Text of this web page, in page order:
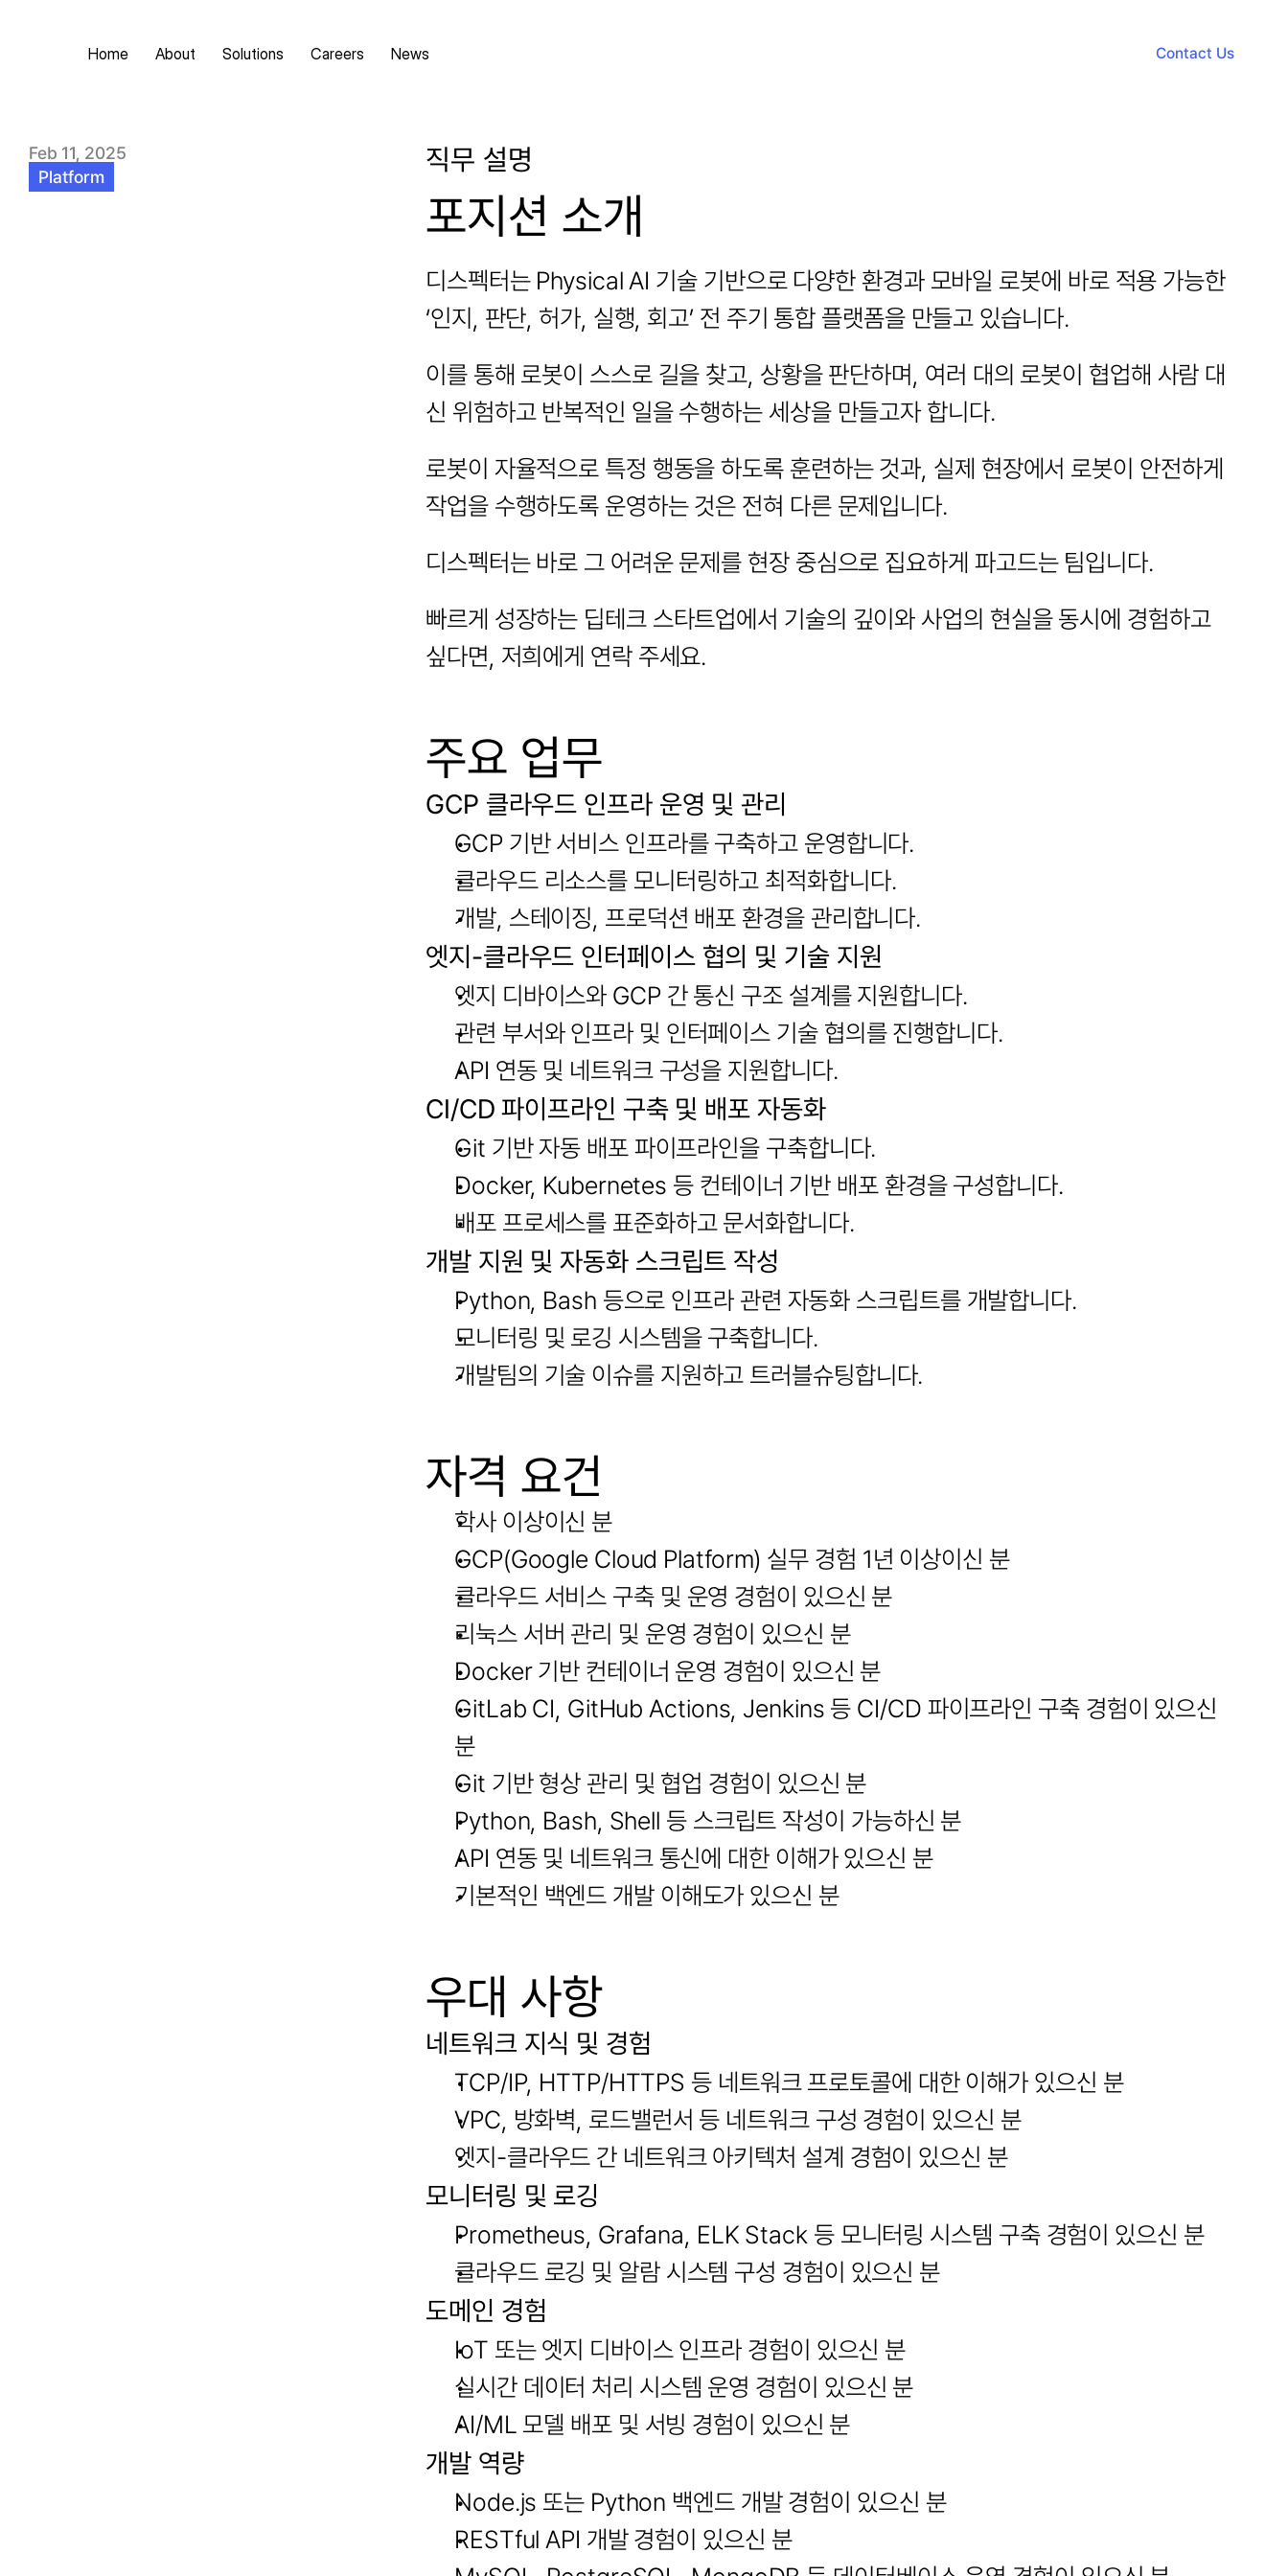
Feb 11, 2025
Platform
직무 설명
포지션 소개
디스펙터는 Physical AI 기술 기반으로 다양한 환경과 모바일 로봇에 바로 적용 가능한
‘인지, 판단, 허가, 실행, 회고’ 전 주기 통합 플랫폼을 만들고 있습니다.
이를 통해 로봇이 스스로 길을 찾고, 상황을 판단하며, 여러 대의 로봇이 협업해 사람 대
신 위험하고 반복적인 일을 수행하는 세상을 만들고자 합니다.
로봇이 자율적으로 특정 행동을 하도록 훈련하는 것과, 실제 현장에서 로봇이 안전하게
작업을 수행하도록 운영하는 것은 전혀 다른 문제입니다.
디스펙터는 바로 그 어려운 문제를 현장 중심으로 집요하게 파고드는 팀입니다.
빠르게 성장하는 딥테크 스타트업에서 기술의 깊이와 사업의 현실을 동시에 경험하고
싶다면, 저희에게 연락 주세요.
주요 업무
GCP 클라우드 인프라 운영 및 관리
GCP 기반 서비스 인프라를 구축하고 운영합니다.
클라우드 리소스를 모니터링하고 최적화합니다.
개발, 스테이징, 프로덕션 배포 환경을 관리합니다.
엣지-클라우드 인터페이스 협의 및 기술 지원
엣지 디바이스와 GCP 간 통신 구조 설계를 지원합니다.
관련 부서와 인프라 및 인터페이스 기술 협의를 진행합니다.
API 연동 및 네트워크 구성을 지원합니다.
CI/CD 파이프라인 구축 및 배포 자동화
Git 기반 자동 배포 파이프라인을 구축합니다.
Docker, Kubernetes 등 컨테이너 기반 배포 환경을 구성합니다.
배포 프로세스를 표준화하고 문서화합니다.
개발 지원 및 자동화 스크립트 작성
Python, Bash 등으로 인프라 관련 자동화 스크립트를 개발합니다.
모니터링 및 로깅 시스템을 구축합니다.
개발팀의 기술 이슈를 지원하고 트러블슈팅합니다.
자격 요건
학사 이상이신 분
GCP(Google Cloud Platform) 실무 경험 1년 이상이신 분
클라우드 서비스 구축 및 운영 경험이 있으신 분
리눅스 서버 관리 및 운영 경험이 있으신 분
Docker 기반 컨테이너 운영 경험이 있으신 분
GitLab CI, GitHub Actions, Jenkins 등 CI/CD 파이프라인 구축 경험이 있으신
분
Git 기반 형상 관리 및 협업 경험이 있으신 분
Python, Bash, Shell 등 스크립트 작성이 가능하신 분
API 연동 및 네트워크 통신에 대한 이해가 있으신 분
기본적인 백엔드 개발 이해도가 있으신 분
우대 사항
네트워크 지식 및 경험
TCP/IP, HTTP/HTTPS 등 네트워크 프로토콜에 대한 이해가 있으신 분
VPC, 방화벽, 로드밸런서 등 네트워크 구성 경험이 있으신 분
엣지-클라우드 간 네트워크 아키텍처 설계 경험이 있으신 분
모니터링 및 로깅
Prometheus, Grafana, ELK Stack 등 모니터링 시스템 구축 경험이 있으신 분
클라우드 로깅 및 알람 시스템 구성 경험이 있으신 분
도메인 경험
IoT 또는 엣지 디바이스 인프라 경험이 있으신 분
실시간 데이터 처리 시스템 운영 경험이 있으신 분
AI/ML 모델 배포 및 서빙 경험이 있으신 분
개발 역량
Node.js 또는 Python 백엔드 개발 경험이 있으신 분
RESTful API 개발 경험이 있으신 분
Home About Solutions Careers News Contact Us